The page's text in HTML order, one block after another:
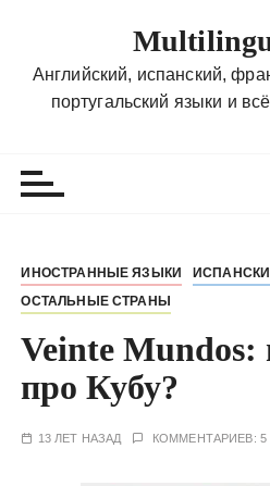
Английский, испанский,
португальский языки и
ИНОСТРАННЫЕ ЯЗЫКИ
ОСТАЛЬНЫЕ СТРАНЫ
Veinte Mundos:
про Кубу?
13 ЛЕТ НАЗАД КОММЕНТАРИЕВ: 5